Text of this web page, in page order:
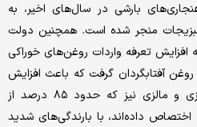
بارشی در سال‌های اخیر، به
منجر شده است. همچنین دولت
۲۰۲۴ تصمیم به افزایش تعرفه واردات روغن‌‌های خوراکی
آفتابگردان گرفت که باعث افزایش
بیشتر قیمت‌‌ها شده است. اندونزی و مالزی نیز که حدود ۸۵ درصد از
داده‌‌اند، با بارندگی‌‌های شدید